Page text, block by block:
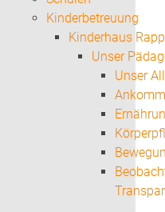
Kinderbetreuung
Kinderhaus
Unser
Unser